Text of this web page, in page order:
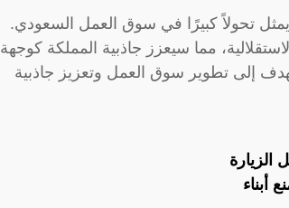
يمثل تحولاً كبيرًا في سوق العمل السعودي.
مما سيعزز جاذبية المملكة كوجهة
إلى تطوير سوق العمل وتعزيز جاذبية
الزيارة
أبناء